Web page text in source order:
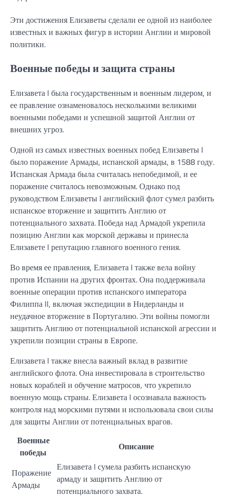
Эти достижения Елизаветы сделали ее одной из наиболее
известных и важных фигур в истории Англии и мировой
политики.
Военные победы и защита страны
Елизавета I была государственным и военным лидером, и
ее правление ознаменовалось несколькими великими
военными победами и успешной защитой Англии от
внешних угроз.
Одной из самых известных военных побед Елизаветы I
было поражение Армады, испанской армады, в 1588 году.
Испанская Армада была считалась непобедимой, и ее
поражение считалось невозможным. Однако под
руководством Елизаветы I английский флот сумел разбить
испанское вторжение и защитить Англию от
потенциального захвата. Победа над Армадой укрепила
позицию Англии как морской державы и принесла
Елизавете I репутацию главного военного гения.
Во время ее правления, Елизавета I также вела войну
против Испании на других фронтах. Она поддерживала
военные операции против испанского императора
Филиппа II, включая экспедиции в Нидерланды и
неудачное вторжение в Португалию. Эти войны помогли
защитить Англию от потенциальной испанской агрессии и
укрепили позиции страны в Европе.
Елизавета I также внесла важный вклад в развитие
английского флота. Она инвестировала в строительство
новых кораблей и обучение матросов, что укрепило
военную мощь страны. Елизавета I осознавала важность
контроля над морскими путями и использовала свои силы
для защиты Англии от потенциальных врагов.
Военные
победы
Описание
Поражение
Армады
Елизавета I сумела разбить испанскую
армаду и защитить Англию от
потенциального захвата.